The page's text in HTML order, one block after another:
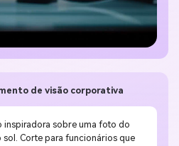
de visão corporativa
inspiradora sobre uma foto do
Corte para funcionários que